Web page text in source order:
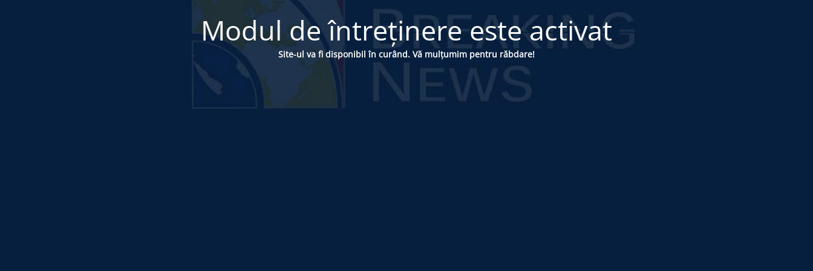
Modul de întreținere este activat
Site-ul va fi disponibil în curând. Vă mulțumim pentru răbdare!